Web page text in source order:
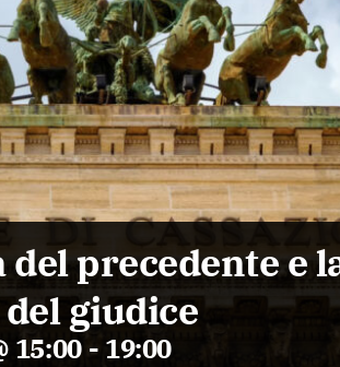
precedente e
giudice
15:00 - 19:00